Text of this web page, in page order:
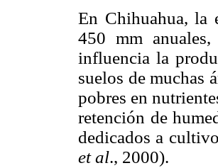
En Chihuahua, la
450 mm
influencia la
suelos de muchas
pobres en
retención de
dedicados a
et al., 2000).